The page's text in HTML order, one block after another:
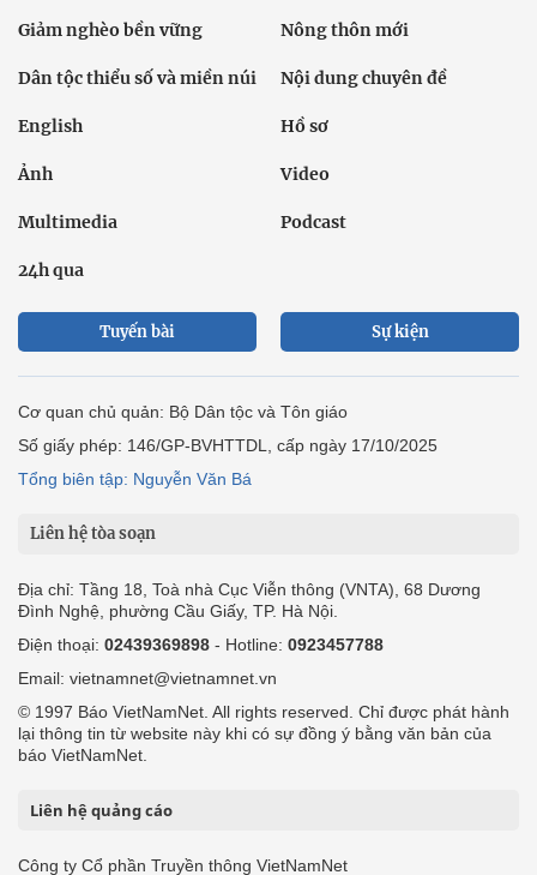
Giảm nghèo bền vững Nông thôn mới
Dân tộc thiểu số và miền núi Nội dung chuyên đề
English Hồ sơ
Ảnh Video
Multimedia Podcast
24h qua
Tuyến bài Sự kiện
Cơ quan chủ quản: Bộ Dân tộc và Tôn giáo
Số giấy phép: 146/GP-BVHTTDL, cấp ngày 17/10/2025
Tổng biên tập: Nguyễn Văn Bá
Liên hệ tòa soạn
Địa chỉ: Tầng 18, Toà nhà Cục Viễn thông (VNTA), 68 Dương
Đình Nghệ, phường Cầu Giấy, TP. Hà Nội.
Điện thoại: 02439369898 - Hotline: 0923457788
Email: vietnamnet@vietnamnet.vn
© 1997 Báo VietNamNet. All rights reserved. Chỉ được phát hành
lại thông tin từ website này khi có sự đồng ý bằng văn bản của
báo VietNamNet.
Liên hệ quảng cáo
Công ty Cổ phần Truyền thông VietNamNet